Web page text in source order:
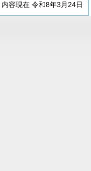
内容現在 令和8年3月24日